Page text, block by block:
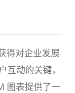
得对企业发展
互动的关键，
图表提供了一